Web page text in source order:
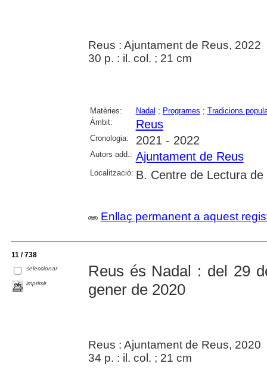
Reus : Ajuntament de Reus, 2022
30 p. : il. col. ; 21 cm
Matèries: Nadal ; Programes ; Tradicions
Àmbit:
Reus
Cronologia: 2021 - 2022
Autors add.: Ajuntament de Reus
Localització: B. Centre de Lectura de
Enllaç permanent a aquest
11 / 738
seleccionar
imprimir
Reus és Nadal : del 29
gener de 2020
Reus : Ajuntament de Reus, 2020
34 p. : il. col. ; 21 cm